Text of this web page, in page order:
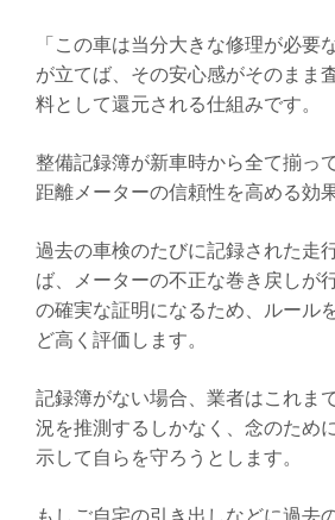
「この車は当分大きな修理が必要
が立てば、その安心感がそのまま
料として還元される仕組みです。
整備記録簿が新車時から全て揃っ
距離メーターの信頼性を高める効
過去の車検のたびに記録された走
ば、メーターの不正な巻き戻しが
の確実な証明になるため、ルール
ど高く評価します。
記録簿がない場合、業者はこれま
況を推測するしかなく、念のため
示して自らを守ろうとします。
もしご自宅の引き出しなどに過去